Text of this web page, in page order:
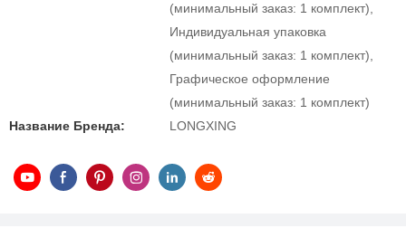
(минимальный заказ: 1 комплект),
Индивидуальная упаковка
(минимальный заказ: 1 комплект),
Графическое оформление
(минимальный заказ: 1 комплект)
Название Бренда:
LONGXING